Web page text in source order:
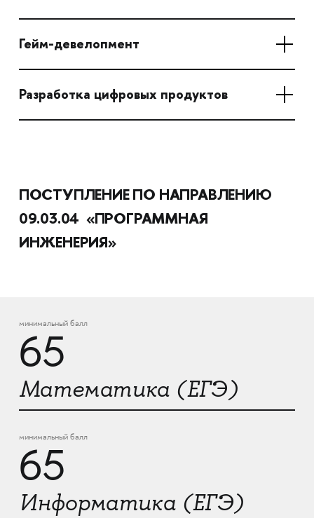
Гейм-девелопмент
Разработка цифровых продуктов
ПОСТУПЛЕНИЕ ПО НАПРАВЛЕНИЮ
09.03.04 «ПРОГРАММНАЯ
ИНЖЕНЕРИЯ»
минимальный балл
65
Математика (ЕГЭ)
минимальный балл
65
Информатика (ЕГЭ)